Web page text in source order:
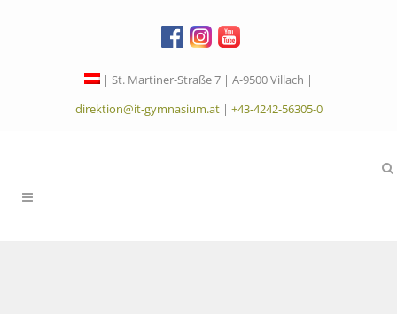
| St. Martiner-Straße 7 | A-9500 Villach |
direktion@it-gymnasium.at| +43-4242-56305-0